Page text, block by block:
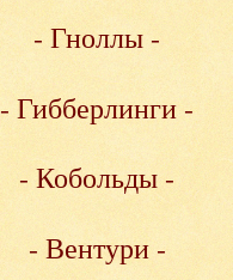
- Гноллы -
- Гибберлинги -
- Кобольды -
- Вентури -